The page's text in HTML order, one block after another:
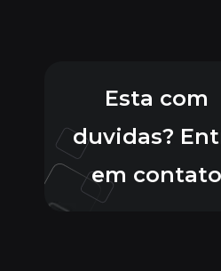
Esta com
duvidas?
em contato